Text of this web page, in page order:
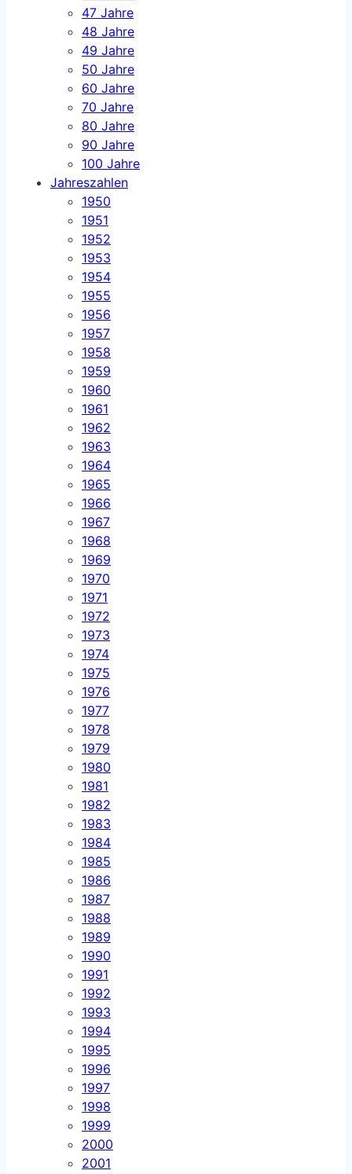
47 Jahre
48 Jahre
49 Jahre
50 Jahre
60 Jahre
70 Jahre
80 Jahre
90 Jahre
100 Jahre
Jahreszahlen
1950
1951
1952
1953
1954
1955
1956
1957
1958
1959
1960
1961
1962
1963
1964
1965
1966
1967
1968
1969
1970
1971
1972
1973
1974
1975
1976
1977
1978
1979
1980
1981
1982
1983
1984
1985
1986
1987
1988
1989
1990
1991
1992
1993
1994
1995
1996
1997
1998
1999
2000
2001